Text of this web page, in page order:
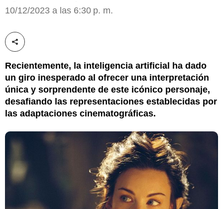
10/12/2023 a las 6:30 p. m.
Compartir esta noticia
Recientemente, la inteligencia artificial ha dado
un giro inesperado al ofrecer una interpretación
única y sorprendente de este icónico personaje,
desafiando las representaciones establecidas por
las adaptaciones cinematográficas.